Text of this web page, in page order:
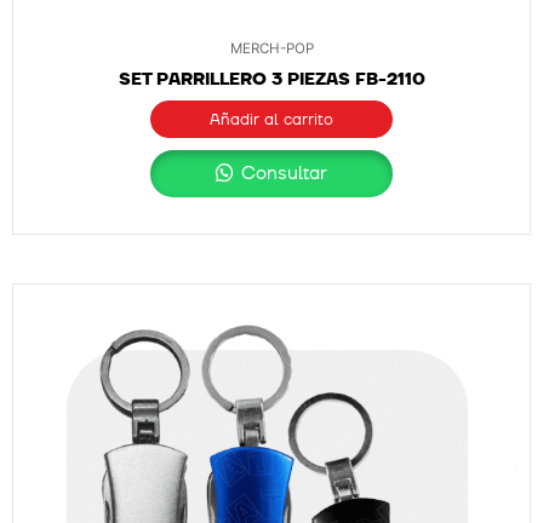
MERCH-POP
SET PARRILLERO 3 PIEZAS FB-2110
Añadir al carrito
Consultar